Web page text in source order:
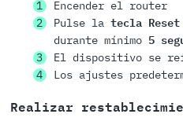
Encender el router
Pulse la tecla Reset
durante mínimo 5
El dispositivo se
Los ajustes
Realizar